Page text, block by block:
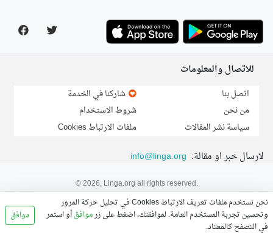
للاتصال والمعلومات
اتصل بنا
من نحن
سياسة نشر المقالات
شاركنا في الخدمة
شروط الاستخدام
ملفات الارتباط Cookies
لارسال خبر او مقالة: info@linga.org
© 2026, Linga.org all rights reserved.
نحن نستخدم ملفات تعريف الارتباط Cookies في تحليل حركة المرور
وتحسين تجربة المستخدم العامة. لموافقتك، اضغط على زرموافقأو استمر
في التصفح كالمعتاد.
موافق